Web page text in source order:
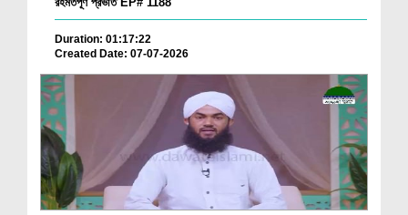
Duration: 01:17:22
Created Date: 07-07-2026